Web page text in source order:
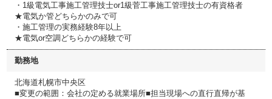
・1級電気工事施工管理技士or1級菅工事施工管理技士の有資格者
★電気か管どちらかのみで可
・施工管理の実務経験8年以上
★電気or空調どちらかの経験で可
勤務地
北海道札幌市中央区
■変更の範囲：会社の定める就業場所■担当現場への直行直帰が基